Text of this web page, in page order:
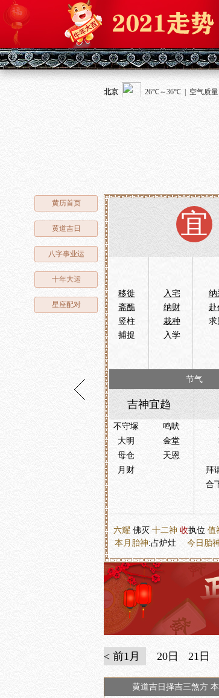
黄历首页
黄道吉日
八字事业运
十年大运
星座配对
宜
移徙 入宅 纳
斋醮
纳财 赴
竖柱
栽种 求
捕捉
入学
节气
吉神宜趋
不守塚
鸣吠
大明
金堂
母仓
天恩
月财
拜
合
六耀 佛灭 十二神 收执位 值
本月胎神:占炉灶 今日胎
< 前1月 20日 21日
黄道吉日择吉三煞方